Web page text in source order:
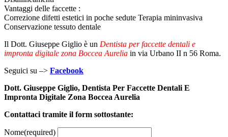
Vantaggi delle faccette :
Correzione difetti estetici in poche sedute Terapia mininvasiva
Conservazione tessuto dentale
Il Dott. Giuseppe Giglio è un Dentista per faccette dentali e
impronta digitale zona Boccea Aurelia in via Urbano II n 56 Roma.
Seguici su –> Facebook
Dott. Giuseppe Giglio, Dentista Per Faccette Dentali E
Impronta Digitale Zona Boccea Aurelia
Contattaci tramite il form sottostante:
Nome(required)